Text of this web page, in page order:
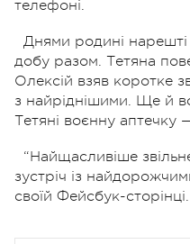
телефоні.
Днями родині
добу разом. Тетяна
Олексій взяв коротке
з найріднішими. Ще й
Тетяні воєнну аптечку
“Найщасливіше
зустріч із
своїй Фейсбук-сторінці.